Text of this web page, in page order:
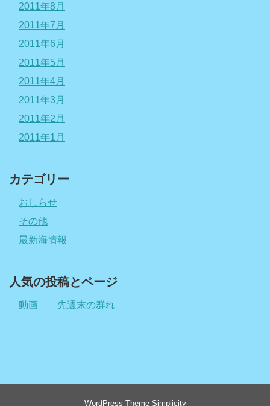
2011年8月
2011年7月
2011年6月
2011年5月
2011年4月
2011年3月
2011年2月
2011年1月
カテゴリー
おしらせ
その他
最新海情報
人気の投稿とページ
動画 先週末の群れ
WordPress Theme Simplicity